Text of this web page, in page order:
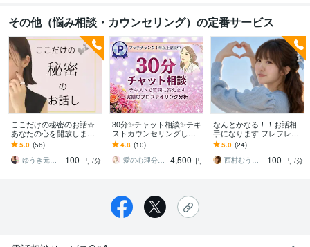
その他（悩み相談・カウンセリング）の定番サービス
ここだけの秘密のお話☆
あなたの心を開放します
誰にも言えない/気持ちを
スッキリしたい/否定なし
で聴きます
5.0 (56)
ゆうき元看護師☆彡お悩みroom
100 円 /分
30分✨チャット相談✨テキ
ストカウンセリングしま
す 電話が苦手な方も✨恋
愛相談・仕事・よろず相
談サポートします
4.8 (10)
愛の心理分析プロファイラーMICOTO♥
4,500 円
なんとかなる！！お話相
手になります フレフレむ
うにい今日もにこにこ笑
顔でいこう
5.0 (24)
西村むうにい
100 円 /分